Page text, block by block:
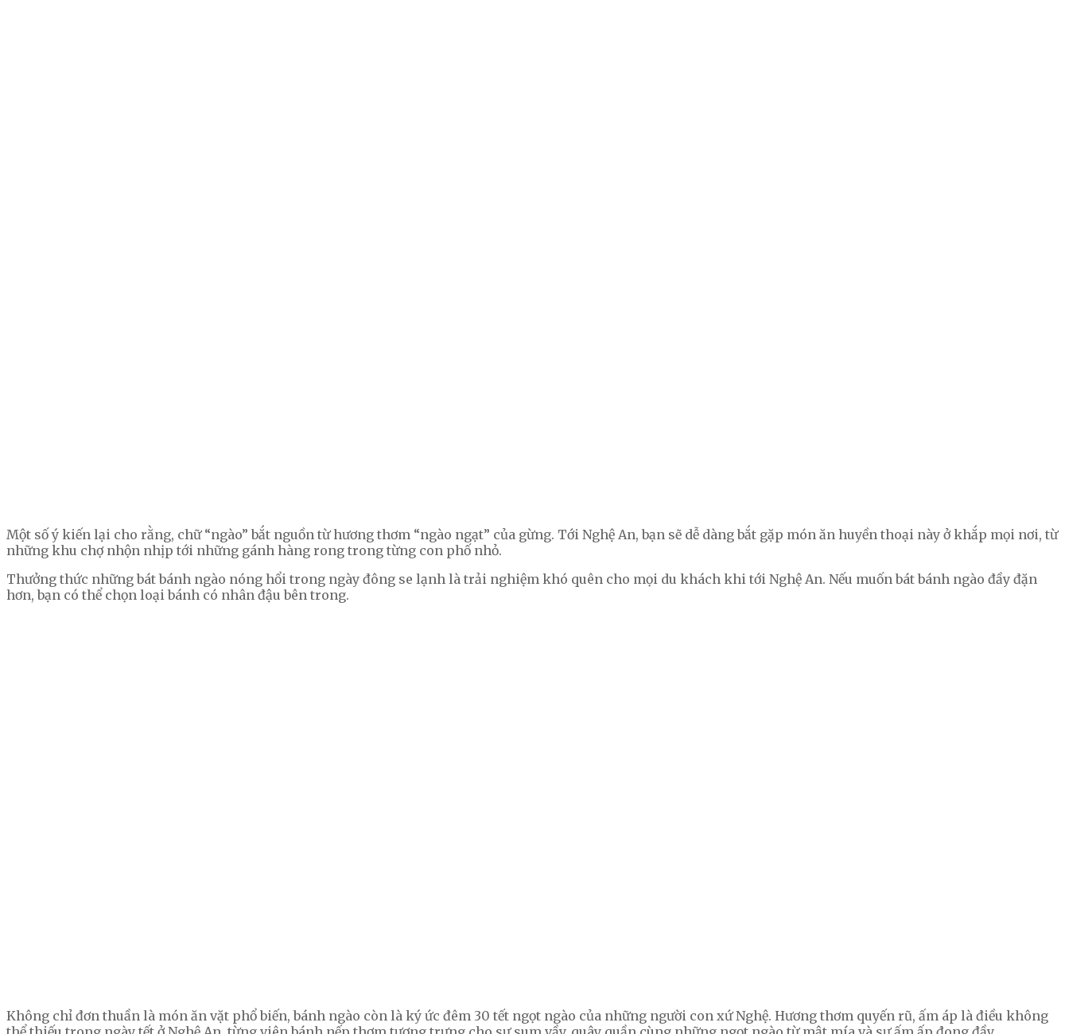
Một số ý kiến lại cho rằng, chữ “ngào” bắt nguồn từ hương thơm “ngào ngạt” của gừng. Tới Nghệ An, bạn sẽ dễ dàng bắt gặp món ăn huyền thoại này ở khắp mọi nơi, từ
những khu chợ nhộn nhịp tới những gánh hàng rong trong từng con phố nhỏ.
Thưởng thức những bát bánh ngào nóng hổi trong ngày đông se lạnh là trải nghiệm khó quên cho mọi du khách khi tới Nghệ An. Nếu muốn bát bánh ngào đầy đặn
hơn, bạn có thể chọn loại bánh có nhân đậu bên trong.
Không chỉ đơn thuần là món ăn vặt phổ biến, bánh ngào còn là ký ức đêm 30 tết ngọt ngào của những người con xứ Nghệ. Hương thơm quyến rũ, ấm áp là điều không